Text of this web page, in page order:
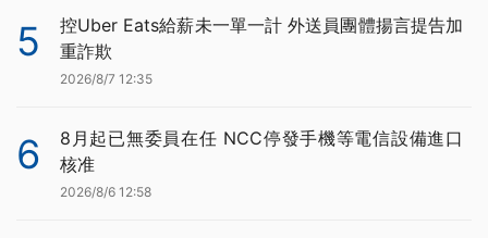
5
控Uber Eats給薪未一單一計 外送員團體揚言提告加
重詐欺
2026/8/7 12:35
6
8月起已無委員在任 NCC停發手機等電信設備進口
核准
2026/8/6 12:58